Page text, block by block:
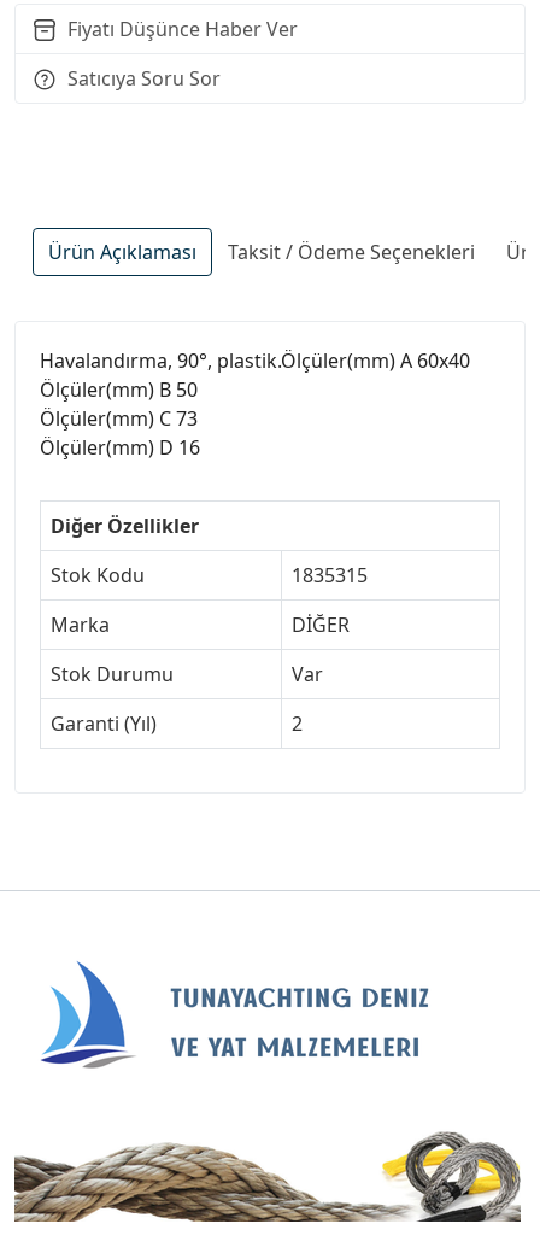
Fiyatı Düşünce Haber Ver
Satıcıya Soru Sor
Ürün Açıklaması Taksit / Ödeme Seçenekleri
Havalandırma, 90°, plastik.Ölçüler(mm) A 60x40
Ölçüler(mm) B 50
Ölçüler(mm) C 73
Ölçüler(mm) D 16
Diğer Özellikler
Stok Kodu
1835315
Marka
DİĞER
Stok Durumu
Var
Garanti (Yıl)
2